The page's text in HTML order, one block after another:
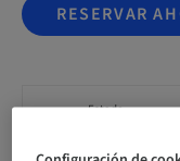
RESERVAR
Estado